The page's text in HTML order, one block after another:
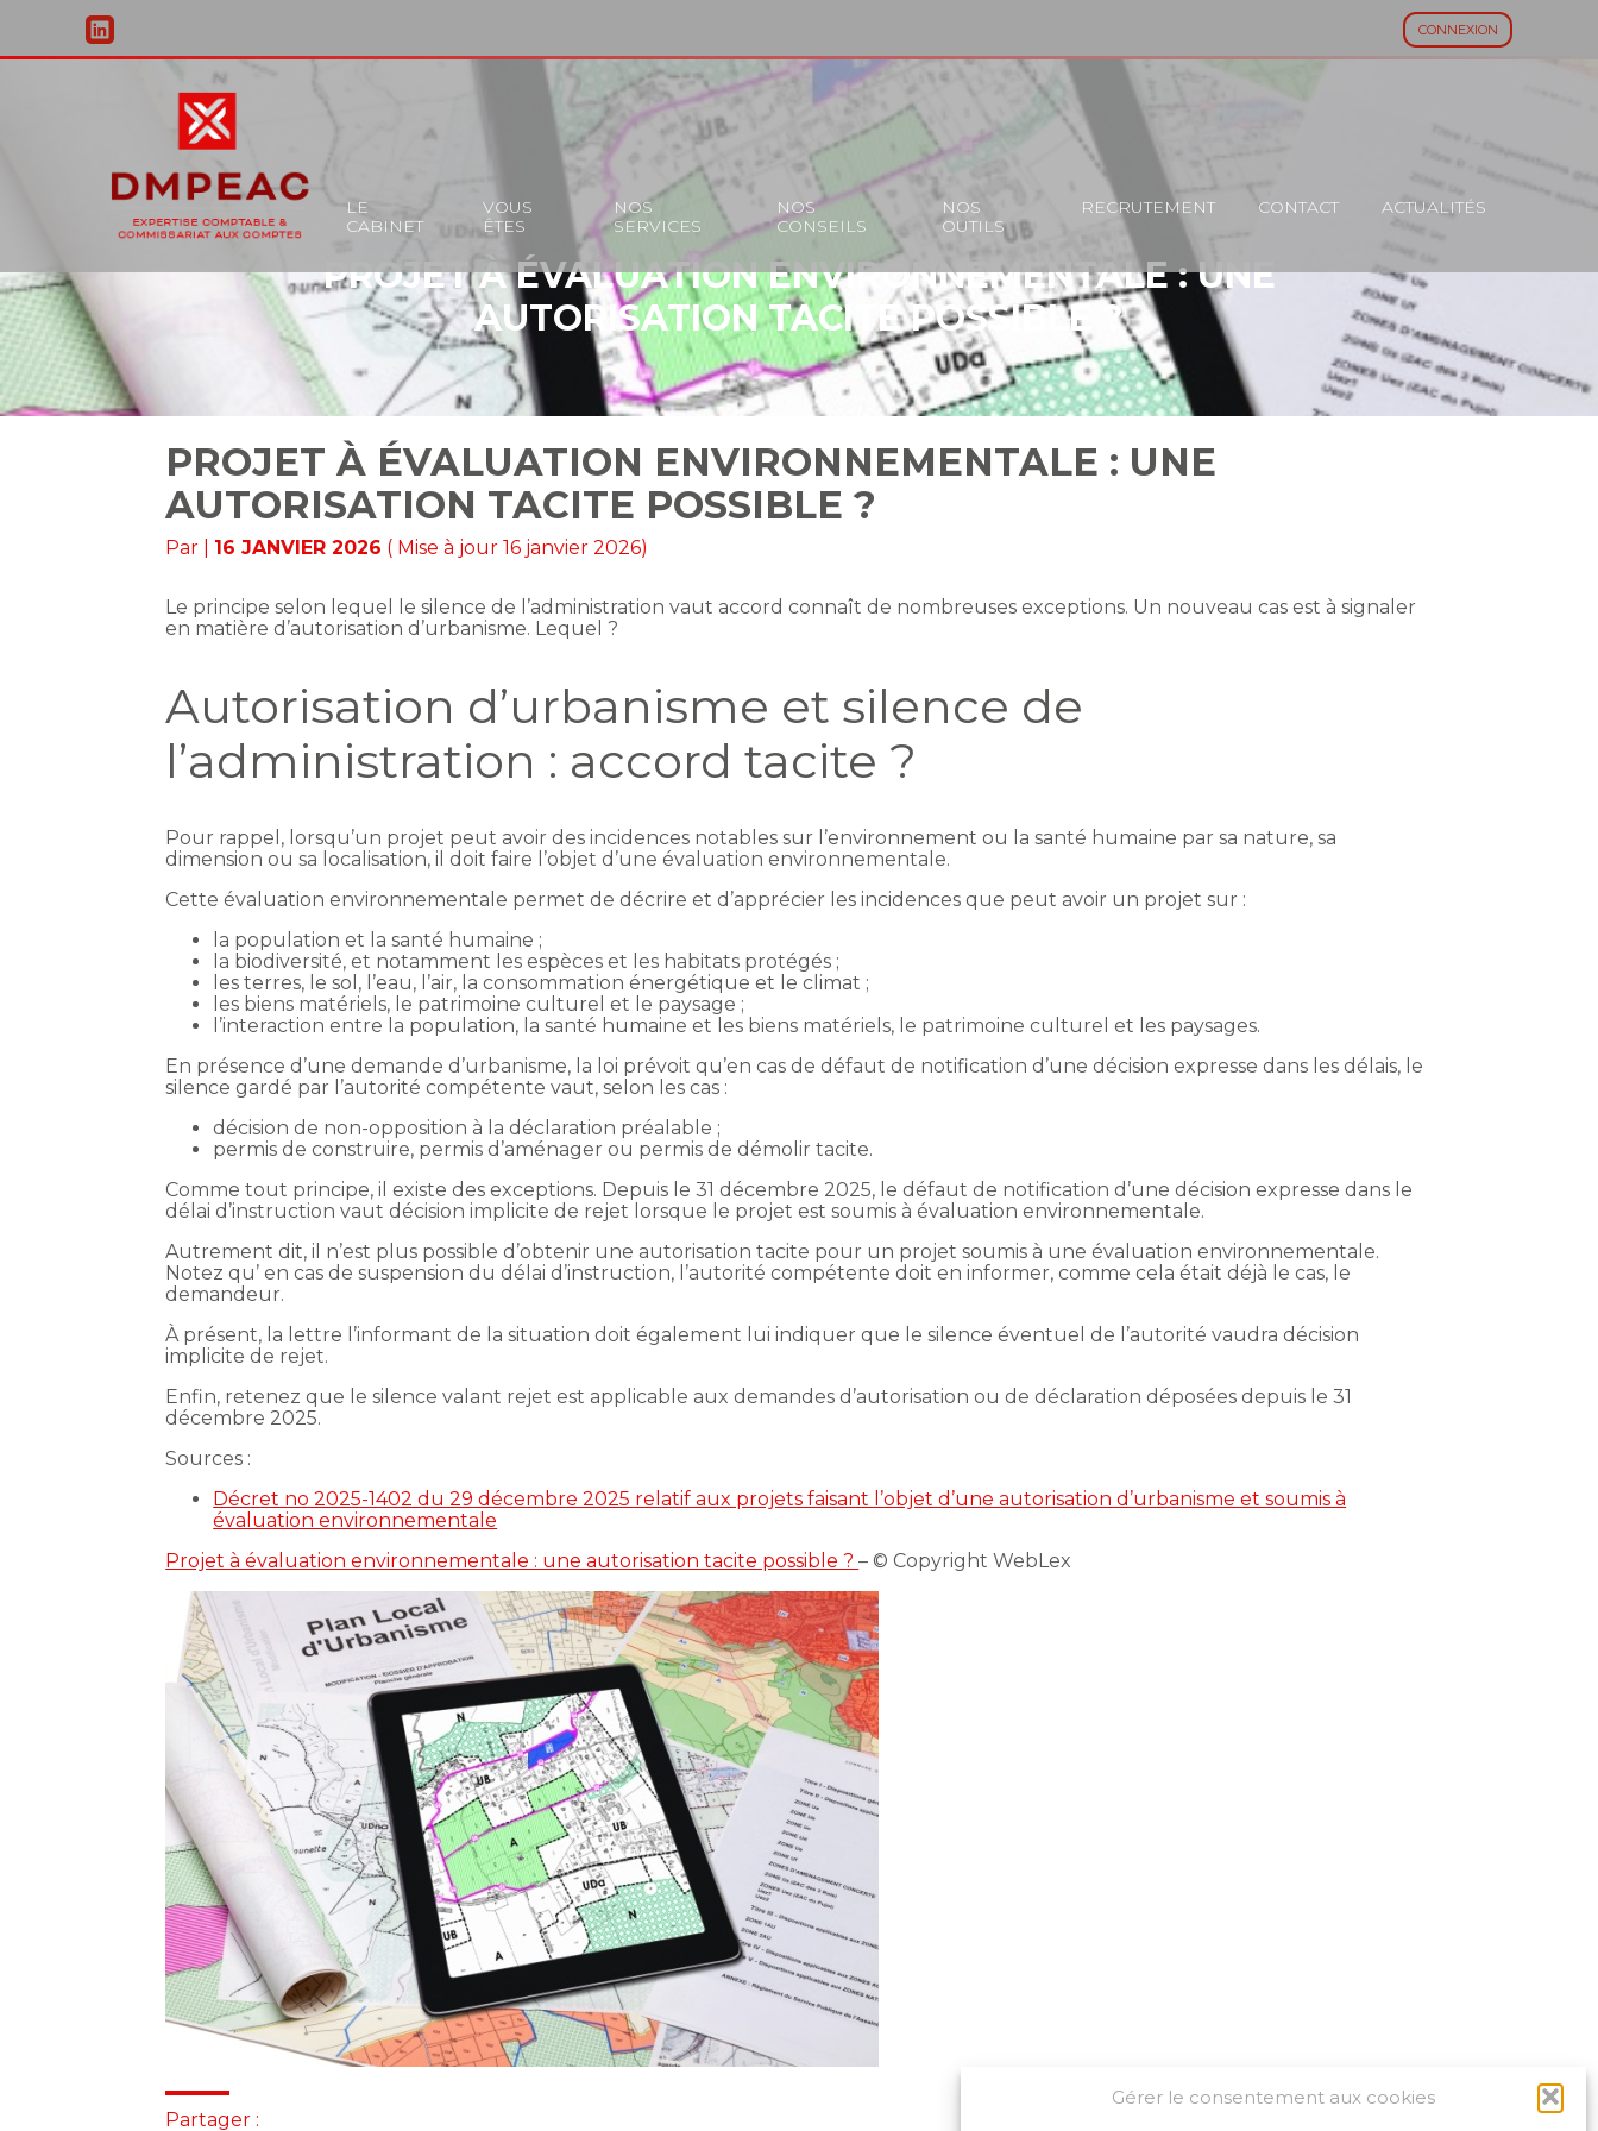
Gérer le consentement aux cookies
CONNEXION
au
Principal
LE
CABINET
VOUS
ÊTES
NOS
SERVICES
NOS
CONSEILS
NOS
OUTILS
RECRUTEMENT CONTACT ACTUALITÉS
PROJET À ÉVALUATION ENVIRONNEMENTALE : UNE
AUTORISATION TACITE POSSIBLE ?
PROJET À ÉVALUATION ENVIRONNEMENTALE : UNE
AUTORISATION TACITE POSSIBLE ?
Par 16 JANVIER 2026 ( Mise à jour 16 janvier 2026)
Le principe selon lequel le silence de l’administration vaut accord connaît de nombreuses exceptions. Un nouveau cas est à signaler
en matière d’autorisation d’urbanisme. Lequel ?
Autorisation d’urbanisme et silence de
l’administration : accord tacite ?
Pour rappel, lorsqu’un projet peut avoir des incidences notables sur l’environnement ou la santé humaine par sa nature, sa
dimension ou sa localisation, il doit faire l’objet d’une évaluation environnementale.
Cette évaluation environnementale permet de décrire et d’apprécier les incidences que peut avoir un projet sur :
la population et la santé humaine ;
la biodiversité, et notamment les espèces et les habitats protégés ;
les terres, le sol, l’eau, l’air, la consommation énergétique et le climat ;
les biens matériels, le patrimoine culturel et le paysage ;
l’interaction entre la population, la santé humaine et les biens matériels, le patrimoine culturel et les paysages.
En présence d’une demande d’urbanisme, la loi prévoit qu’en cas de défaut de notification d’une décision expresse dans les délais, le
silence gardé par l’autorité compétente vaut, selon les cas :
décision de non-opposition à la déclaration préalable ;
permis de construire, permis d’aménager ou permis de démolir tacite.
Comme tout principe, il existe des exceptions. Depuis le 31 décembre 2025, le défaut de notification d’une décision expresse dans le
délai d’instruction vaut décision implicite de rejet lorsque le projet est soumis à évaluation environnementale.
Autrement dit, il n’est plus possible d’obtenir une autorisation tacite pour un projet soumis à une évaluation environnementale.
Notez qu’ en cas de suspension du délai d’instruction, l’autorité compétente doit en informer, comme cela était déjà le cas, le
demandeur.
À présent, la lettre l’informant de la situation doit également lui indiquer que le silence éventuel de l’autorité vaudra décision
implicite de rejet.
Enfin, retenez que le silence valant rejet est applicable aux demandes d’autorisation ou de déclaration déposées depuis le 31
décembre 2025.
Sources :
Décret no 2025-1402 du 29 décembre 2025 relatif aux projets faisant l’objet d’une autorisation d’urbanisme et soumis à
évaluation environnementale
Projet à évaluation environnementale : une autorisation tacite possible ?– © Copyright WebLex
Partager :